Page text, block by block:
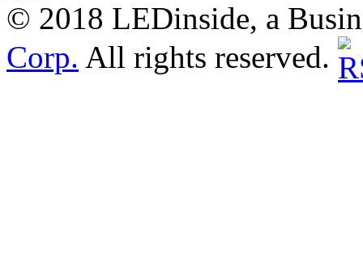
© 2018 LEDinside, a
Corp. All rights reserved.